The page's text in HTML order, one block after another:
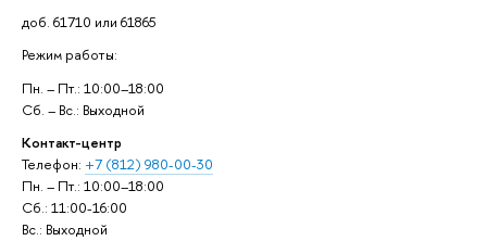
доб. 61710 или 61865
Режим работы:
Пн. – Пт.: 10:00–18:00
Сб. – Вс.: Выходной
Контакт-центр
Телефон: +7 (812) 980-00-30
Пн. – Пт.: 10:00–18:00
Сб.: 11:00-16:00
Вс.: Выходной